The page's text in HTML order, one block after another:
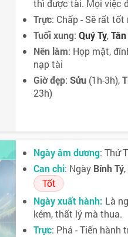
thì được tài. Mọi việc
Trực: Chấp - Sẽ rất
Tuổi xung: Quý Tỵ,
Nên làm: Họp mặt,
nạp tài
Giờ đẹp: Sửu (1h-3h),
23h)
Ngày âm dương: Thứ
Can chi: Ngày Bính Tý
Tốt
Ngày xuất hành: Là
kém, thất lý mà thua.
Trực: Phá - Tiến hành